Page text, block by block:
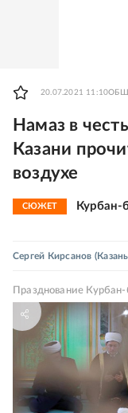
20.07.2021 11:10
Намаз в
Казани
воздухе
СЮЖЕТ Курбан-
Сергей Кирсанов
Празднование